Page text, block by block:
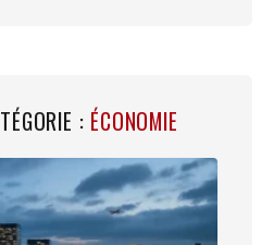
: ÉCONOMIE